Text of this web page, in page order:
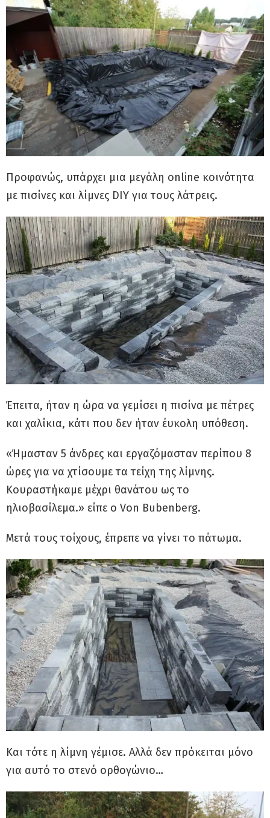
Προφανώς, υπάρχει μια μεγάλη online κοινότητα
με πισίνες και λίμνες DIY για τους λάτρεις.
Έπειτα, ήταν η ώρα να γεμίσει η πισίνα με πέτρες
και χαλίκια, κάτι που δεν ήταν έυκολη υπόθεση.
«Ήμασταν 5 άνδρες και εργαζόμασταν περίπου 8
ώρες για να χτίσουμε τα τείχη της λίμνης.
Κουραστήκαμε μέχρι θανάτου ως το
ηλιοβασίλεμα.» είπε ο Von Bubenberg.
Μετά τους τοίχους, έπρεπε να γίνει το πάτωμα.
Και τότε η λίμνη γέμισε. Αλλά δεν πρόκειται μόνο
για αυτό το στενό ορθογώνιο…